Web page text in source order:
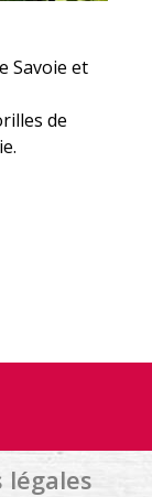
Savoie et
de
légales